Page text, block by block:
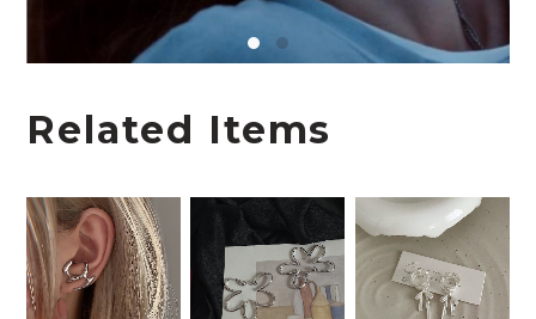
Related Items